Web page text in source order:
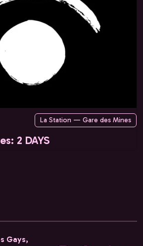
La Station — Gare des Mines
2 DAYS
Gays,